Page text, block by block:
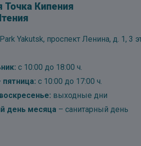
Точка Кипения
Yakutsk, проспект Ленина, д. 1, 3
с 10:00 до 18:00 ч.
пятница: с 10:00 до 17:00 ч.
выходные дни
день месяца – санитарный день